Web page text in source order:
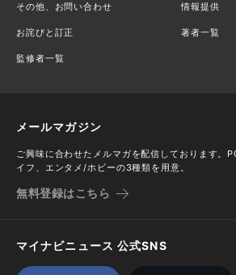
その他、お問い合わせ 情報提供
お詫びと訂正 著者一覧
監修者一覧
メールマガジン
ご興味に合わせたメルマガを配信しております。
イフ、エンタメ/ホビーの3種類を用意。
無料登録はこちら
マイナビニュース 公式SNS